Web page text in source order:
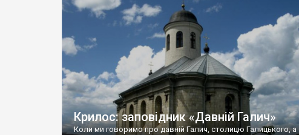
Крилос: заповідник «Давній Галич»
Коли ми говоримо про давній Галич, столицю Галицького, а